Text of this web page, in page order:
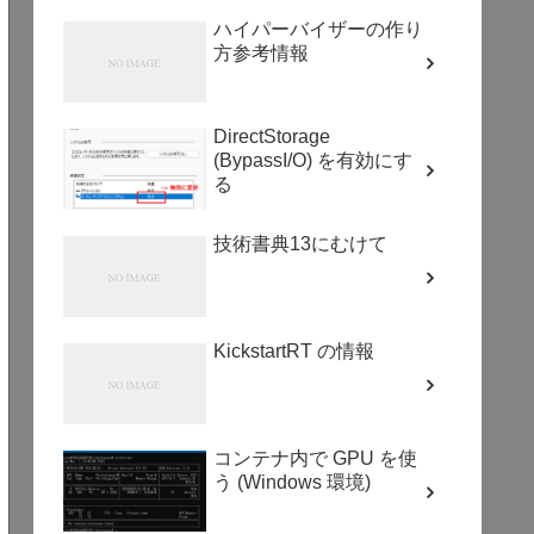
ハイパーバイザーの作り
方参考情報
DirectStorage
(BypassI/O) を有効にす
る
技術書典13にむけて
KickstartRT の情報
コンテナ内で GPU を使
う (Windows 環境)